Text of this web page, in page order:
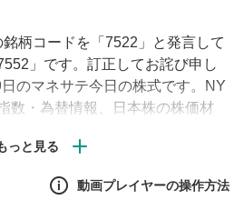
柄コードを「7522」と発言して
」です。訂正してお詫び申し
のマネサテ今日の株式です。NY
数・為替情報、日本株の株価材
動画プレイヤーの操作方法